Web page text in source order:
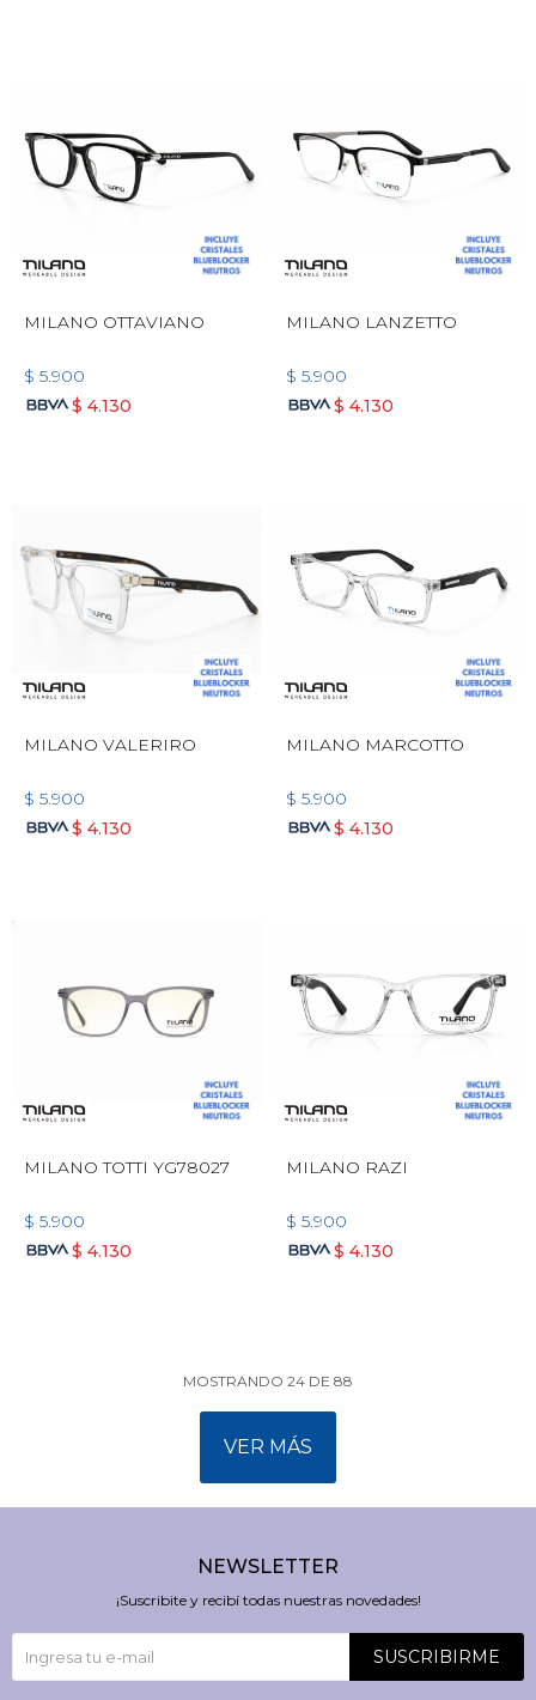
MILANO OTTAVIANO
$ 5.900
$ 4.130
MILANO LANZETTO
$ 5.900
$ 4.130
MILANO VALERIRO
$ 5.900
$ 4.130
MILANO MARCOTTO
$ 5.900
$ 4.130
MILANO TOTTI YG78027
$ 5.900
$ 4.130
MILANO RAZI
$ 5.900
$ 4.130
MOSTRANDO 24 DE 88
VER MÁS
NEWSLETTER
¡Suscribite y recibí todas nuestras novedades!
SUSCRIBIRME